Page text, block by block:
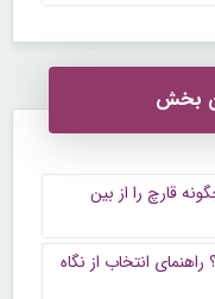
بخش
قارچ را از بین
انتخاب از نگاه